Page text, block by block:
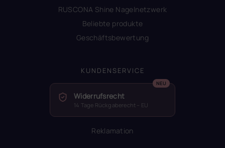
RUSCONA Shine Nagelnetzwerk
Beliebte produkte
Geschäftsbewertung
KUNDENSERVICE
Widerrufsrecht
14 Tage Rückgaberecht – EU
Reklamation